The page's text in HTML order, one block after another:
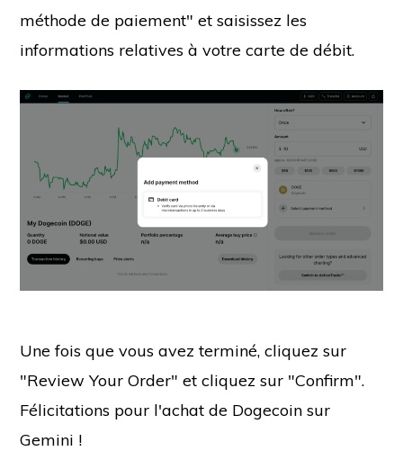
méthode de paiement" et saisissez les
informations relatives à votre carte de débit.
Une fois que vous avez terminé, cliquez sur
"Review Your Order" et cliquez sur "Confirm".
Félicitations pour l'achat de Dogecoin sur
Gemini !